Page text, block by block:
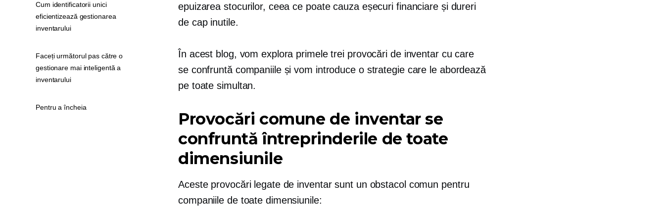
epuizarea stocurilor, ceea ce poate cauza eșecuri financiare și dureri
de cap inutile.
În acest blog, vom explora primele trei provocări de inventar cu care
se confruntă companiile și vom introduce o strategie care le abordează
pe toate simultan.
Provocări comune de inventar se
confruntă întreprinderile de toate
dimensiunile
Aceste provocări legate de inventar sunt un obstacol comun pentru
companiile de toate dimensiunile:
Cum identificatorii unici
eficientizează gestionarea
inventarului
Faceți următorul pas către o
gestionare mai inteligentă a
inventarului
Pentru a încheia